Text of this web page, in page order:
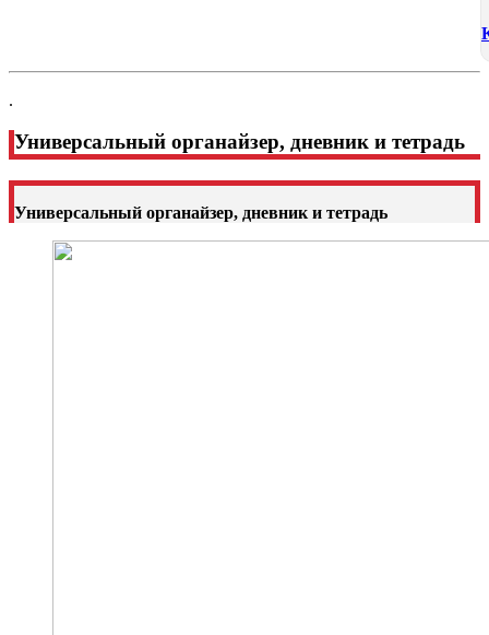
.
Универсальный органайзер, дневник и тетрадь
Универсальный органайзер, дневник и тетрадь